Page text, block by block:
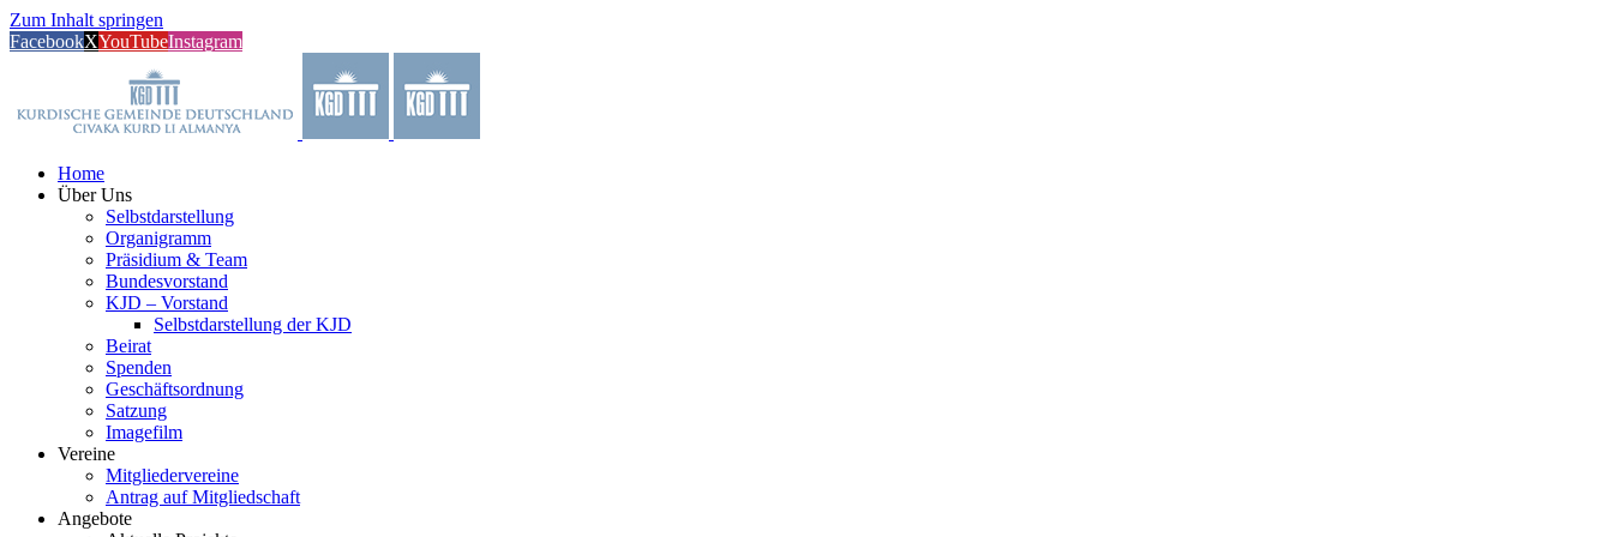
Zum Inhalt springen
FacebookXYouTubeInstagram
Home
Über Uns
Selbstdarstellung
Organigramm
Präsidium & Team
Bundesvorstand
KJD – Vorstand
Selbstdarstellung der KJD
Beirat
Spenden
Geschäftsordnung
Satzung
Imagefilm
Vereine
Mitgliedervereine
Antrag auf Mitgliedschaft
Angebote